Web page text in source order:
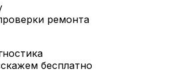
ремонта
бесплатно